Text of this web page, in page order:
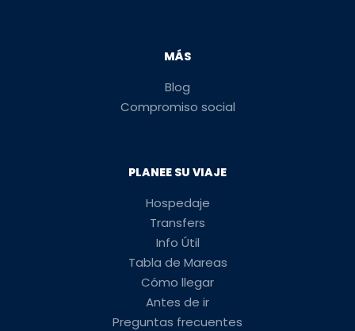
MÁS
Blog
Compromiso social
PLANEE SU VIAJE
Hospedaje
Transfers
Info Útil
Tabla de Mareas
Cómo llegar
Antes de ir
Preguntas frecuentes